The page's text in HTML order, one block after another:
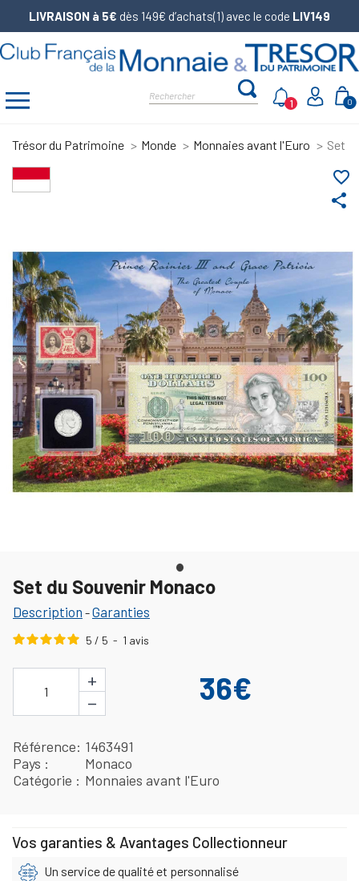
LIVRAISON à 5€ dès 149€ d’achats(1) avec le code LIV149
0
1
Trésor du Patrimoine Monde Monnaies avant l'Euro Set
share
favorite_border
Set du Souvenir Monaco
Description -Garanties
5 / 5 - 1 avis
1
+
−
36€
Référence 1463491
Pays
Monaco
Catégorie
Monnaies avant l'Euro
Vos garanties & Avantages Collectionneur
Un service de qualité et personnalisé